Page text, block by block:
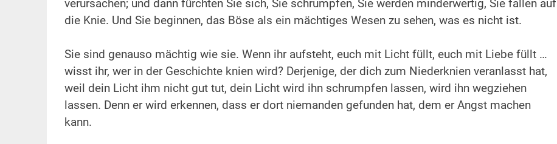
verursachen; und dann fürchten Sie sich, Sie schrumpfen, Sie werden minderwertig, Sie fallen auf
die Knie. Und Sie beginnen, das Böse als ein mächtiges Wesen zu sehen, was es nicht ist.
Sie sind genauso mächtig wie sie. Wenn ihr aufsteht, euch mit Licht füllt, euch mit Liebe füllt …
wisst ihr, wer in der Geschichte knien wird? Derjenige, der dich zum Niederknien veranlasst hat,
weil dein Licht ihm nicht gut tut, dein Licht wird ihn schrumpfen lassen, wird ihn wegziehen
lassen. Denn er wird erkennen, dass er dort niemanden gefunden hat, dem er Angst machen
kann.